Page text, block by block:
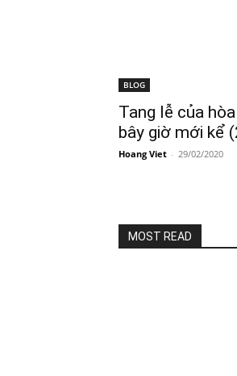
BLOG
Tang lễ của
bây giờ mới kể
Hoang Viet - 29/02/2020
MOST READ